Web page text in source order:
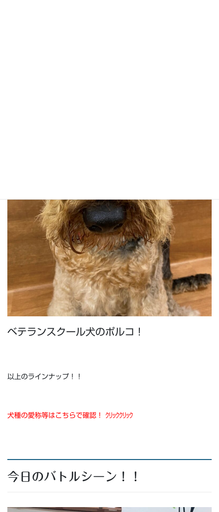
ベテランスクール犬のポルコ！
以上のラインナップ！！
犬種の愛称等はこちらで確認！ ｸﾘｯｸｸﾘｯｸ
今日のバトルシーン！！